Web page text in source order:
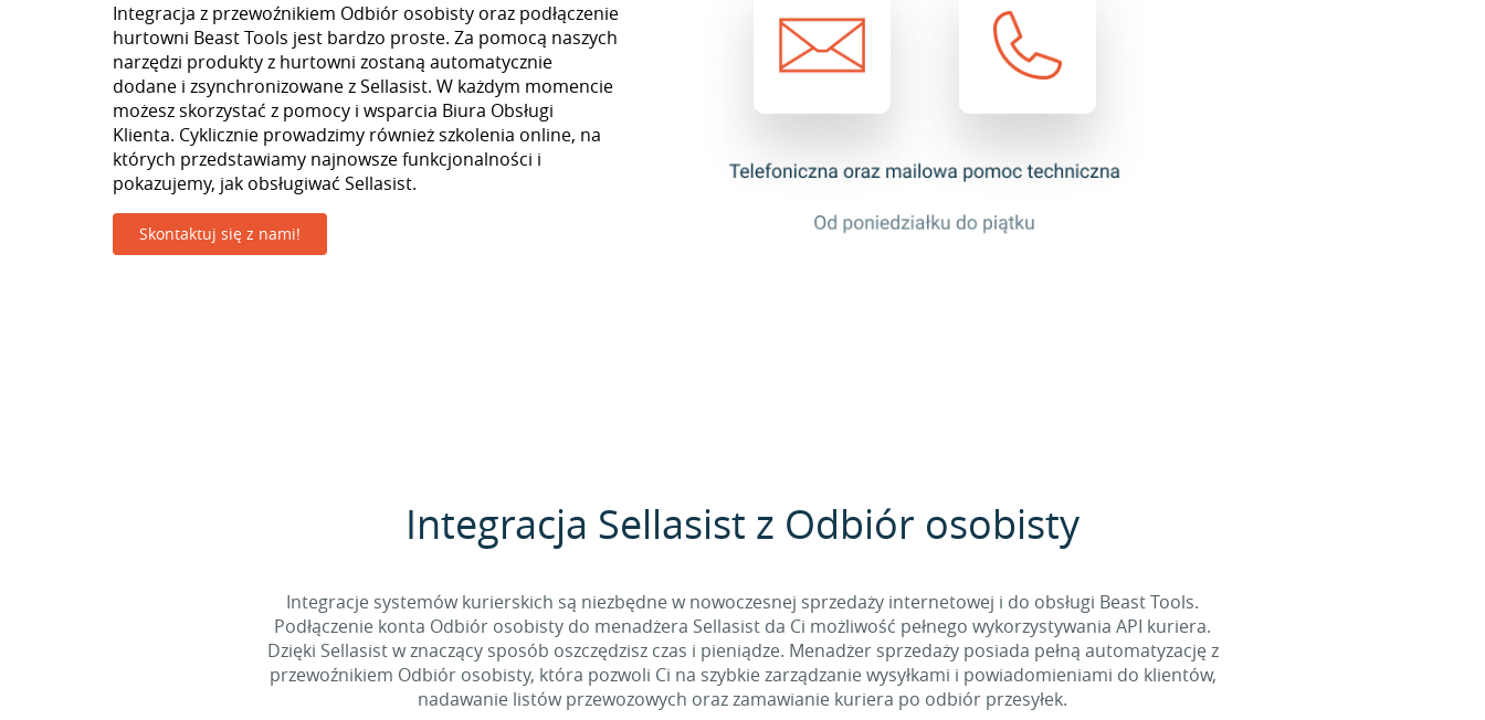
Integracja z przewoźnikiem Odbiór osobisty oraz podłączenie
hurtowni Beast Tools jest bardzo proste. Za pomocą naszych
narzędzi produkty z hurtowni zostaną automatycznie
dodane i zsynchronizowane z Sellasist. W każdym momencie
możesz skorzystać z pomocy i wsparcia Biura Obsługi
Klienta. Cyklicznie prowadzimy również szkolenia online, na
których przedstawiamy najnowsze funkcjonalności i
pokazujemy, jak obsługiwać Sellasist.
Skontaktuj się z nami!
Integracja Sellasist z Odbiór osobisty
Integracje systemów kurierskich są niezbędne w nowoczesnej sprzedaży internetowej i do obsługi Beast Tools.
Podłączenie konta Odbiór osobisty do menadżera Sellasist da Ci możliwość pełnego wykorzystywania API kuriera.
Dzięki Sellasist w znaczący sposób oszczędzisz czas i pieniądze. Menadżer sprzedaży posiada pełną automatyzację z
przewoźnikiem Odbiór osobisty, która pozwoli Ci na szybkie zarządzanie wysyłkami i powiadomieniami do klientów,
nadawanie listów przewozowych oraz zamawianie kuriera po odbiór przesyłek.